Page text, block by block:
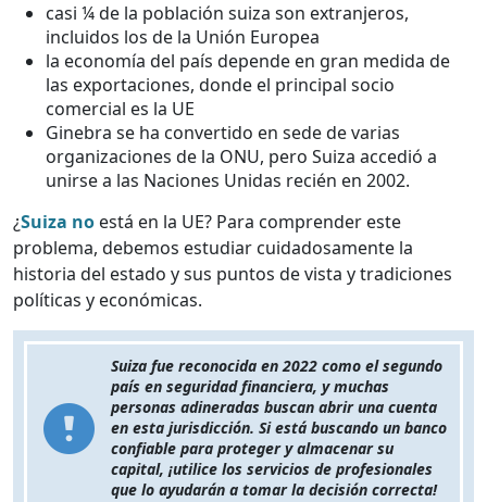
casi ¼ de la población suiza son extranjeros,
incluidos los de la Unión Europea
la economía del país depende en gran medida de
las exportaciones, donde el principal socio
comercial es la UE
Ginebra se ha convertido en sede de varias
organizaciones de la ONU, pero Suiza accedió a
unirse a las Naciones Unidas recién en 2002.
¿Suiza no está en la UE? Para comprender este
problema, debemos estudiar cuidadosamente la
historia del estado y sus puntos de vista y tradiciones
políticas y económicas.
Suiza fue reconocida en 2022 como el segundo
país en seguridad financiera, y muchas
personas adineradas buscan abrir una cuenta
en esta jurisdicción. Si está buscando un banco
confiable para proteger y almacenar su
capital, ¡utilice los servicios de profesionales
que lo ayudarán a tomar la decisión correcta!